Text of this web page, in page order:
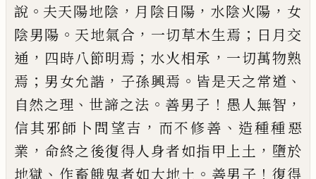
說 。 夫天陽地陰 ， 月陰日陽 ， 水陰火陽 ， 女
陰男陽 。 天地氣合 ， 一切草木生焉 ； 日月交
通 ， 四時八節明焉 ； 水火相承 ， 一切萬物熟
焉 ； 男女允諧 ， 子孫興焉 。 皆是天之常道 、
自然之理 、 世諦之法 。 善男子 ！ 愚人無智 ，
信其邪師卜問望吉 ， 而不修善 、 造種種惡
業 ， 命終之後復得人身者如指甲上土 ， 墮於
地獄 、 作畜餓鬼者如大地土 。 善男子 ！ 復得